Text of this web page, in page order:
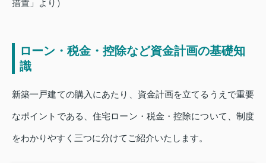
措置」より）
ローン・税金・控除など資金計画の基礎知
識
新築一戸建ての購入にあたり、資金計画を立てるうえで重要
なポイントである、住宅ローン・税金・控除について、制度
をわかりやすく三つに分けてご紹介いたします。